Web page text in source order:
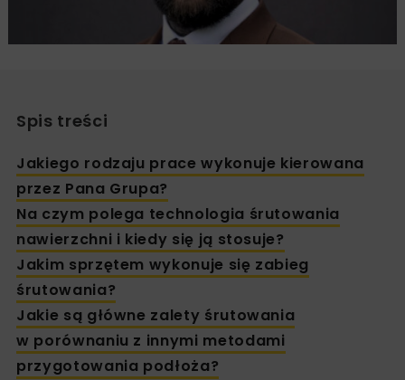
Spis treści
Jakiego rodzaju prace wykonuje kierowana
przez Pana Grupa?
Na czym polega technologia śrutowania
nawierzchni i kiedy się ją stosuje?
Jakim sprzętem wykonuje się zabieg
śrutowania?
Jakie są główne zalety śrutowania
w porównaniu z innymi metodami
przygotowania podłoża?